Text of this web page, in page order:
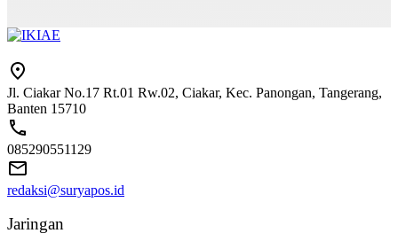
Jl. Ciakar No.17 Rt.01 Rw.02, Ciakar, Kec. Panongan, Tangerang,
Banten 15710
085290551129
redaksi@suryapos.id
Jaringan